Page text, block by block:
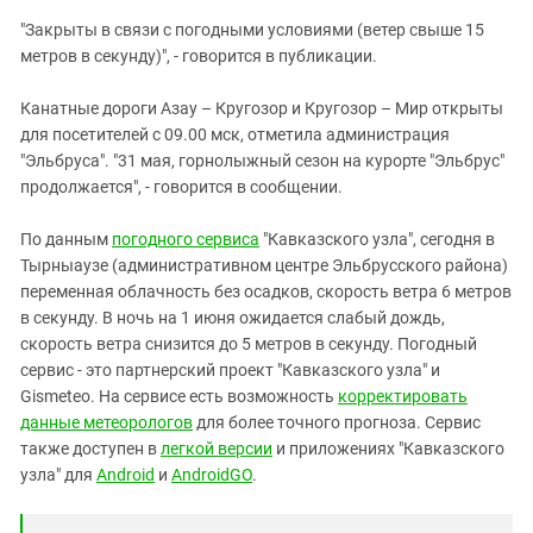
"Закрыты в связи с погодными условиями (ветер свыше 15
метров в секунду)", - говорится в публикации.
Канатные дороги Азау – Кругозор и Кругозор – Мир открыты
для посетителей с 09.00 мск, отметила администрация
"Эльбруса". "31 мая, горнолыжный сезон на курорте "Эльбрус"
продолжается", - говорится в сообщении.
По данным погодного сервиса "Кавказского узла", сегодня в
Тырныаузе (административном центре Эльбрусского района)
переменная облачность без осадков, скорость ветра 6 метров
в секунду. В ночь на 1 июня ожидается слабый дождь,
скорость ветра снизится до 5 метров в секунду. Погодный
сервис - это партнерский проект "Кавказского узла" и
Gismeteo. На сервисе есть возможность корректировать
данные метеорологов для более точного прогноза. Сервис
также доступен влегкой версии и приложениях "Кавказского
узла" для Android и AndroidGO.